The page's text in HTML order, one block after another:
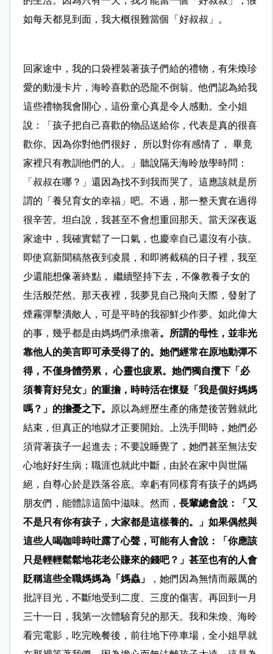
如每天都見到面，我大概很難當個「好叔叔」。
回家途中，我的口袋裡裝著孩子們給的禮物，有朱煥珍
愛的動漫卡片，海昤喜歡的恐龍不倒翁。他們認為給我
這些禮物我會開心，這份童心真是令人感動。全小姐
說：「孩子把自己喜歡的物品送給你，代表是真的很喜
歡你。因為你對他們很好， 所以對你有感情了， 畢竟
家裡只有教訓他們的人。」聽說隔天海昤放學時問：
「叔叔在哪？」還因為找不到我而哭了。這應該就是所
謂的「養兒育女的幸福」吧。不過，那一整天實在過得
很辛苦。坦白說，我甚至不會想重回那天。當天深夜返
家途中，我確實鬆了一口氣，也慶幸自己還沒有小孩。
即使寫新聞稿熬夜到凌晨，和即將截稿的日子裡，我至
少還能想像著終點， 繼續堅持下去，不像教養子女的
生活般茫然。那天夜裡，我夢見自己飛向天際，發射了
煙霧彈擊潰敵人，可是平時的我卻鮮少作夢。如此偉大
的事，幾乎都是由媽媽們承擔著。所謂的母性，並非光
靠他人的美言即可承受得了的。她們經常在原地動彈不
得，不僅身體勞累， 心靈也疲累。她們獨自攬下「必
須養育好兒女」的重擔，時時活在懷疑「我是個好媽媽
嗎？」的擔憂之下。
原以為經歷生產的痛楚後苦難就此
結束，但真正的地獄才正要開始。上洗手間時，她們必
須背著孩子一起進去；不要說睡覺了，她們甚至無法安
心地好好生病；職涯也就此中斷，由於在家中與世隔
絕，自尊心於是跌落谷底。幸虧有同樣育有孩子的媽媽
朋友們，能體諒這箇中滋味。然而， 長輩總會說：「又
不是只有你有孩子，大家都是這樣養的。」如果偶然與
這些人喝咖啡時吐露了心聲，可能有人會說：「你應該
只是輕輕鬆鬆地花老公賺來的錢吧？」甚至也有的人會
貶稱這些全職媽媽為「媽蟲」
，她們因為無情而嚴厲的
批評目光，不斷地受到二度、三度的傷害。再回到一月
三十一日，我第一次體驗育兒的那天。我和朱煥、海昤
看完電影，吃完晚餐後，前往地下停車場，全小姐早就